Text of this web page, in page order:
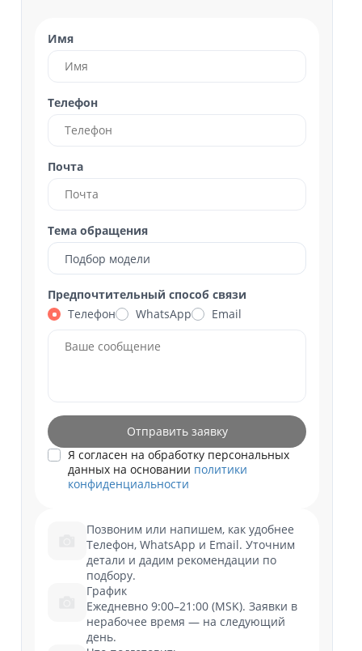
Имя
Телефон
Почта
Тема обращения
Подбор модели
Предпочтительный способ связи
Телефон
WhatsApp Email
Отправить заявку
Я согласен на обработку персональных
данных на основании политики
конфиденциальности
Позвоним или напишем, как удобнее
Телефон, WhatsApp и Email. Уточним
детали и дадим рекомендации по
подбору.
График
Ежедневно 9:00–21:00 (MSK). Заявки в
нерабочее время — на следующий
день.